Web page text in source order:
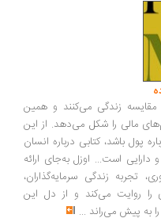
زندگی می‌کنند و همین
را شکل می‌دهد. از این
کتابی درباره انسان
است... اوزل به‌جای ارائه
زندگی سرمایه‌گذاران،
می‌کند و از دل این
می‌راند...